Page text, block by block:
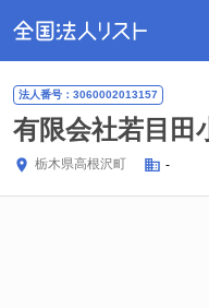
法人番号：3060002013157
有限会社若目田
栃木県高根沢町 -